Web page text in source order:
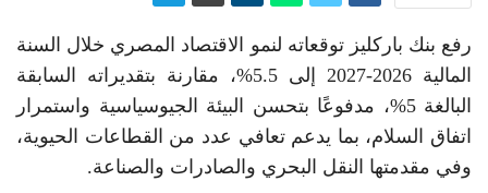
رفع بنك باركليز توقعاته لنمو الاقتصاد المصري خلال السنة
المالية 2026-2027 إلى 5.5%، مقارنة بتقديراته السابقة
البالغة 5%، مدفوعًا بتحسن البيئة الجيوسياسية واستمرار
اتفاق السلام، بما يدعم تعافي عدد من القطاعات الحيوية،
وفي مقدمتها النقل البحري والصادرات والصناعة.